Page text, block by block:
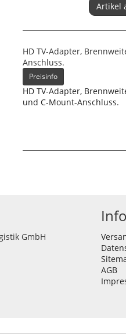
Artikel
HD TV-Adapter,
Anschluss.
Preisinfo
HD TV-Adapter,
und C-Mount-Anschluss.
GmbH
AGB